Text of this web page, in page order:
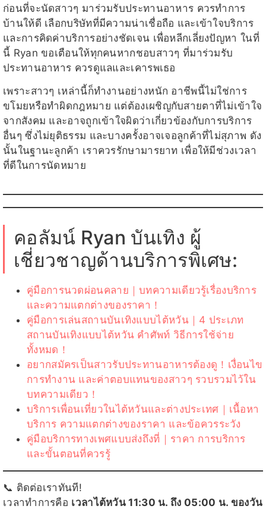
ก่อนที่จะนัดสาวๆ มาร่วมรับประทานอาหาร ควรทำการ
บ้านให้ดี เลือกบริษัทที่มีความน่าเชื่อถือ และเข้าใจบริการ
และการคิดค่าบริการอย่างชัดเจน เพื่อหลีกเลี่ยงปัญหา ในที่
นี้ Ryan ขอเตือนให้ทุกคนหากชอบสาวๆ ที่มาร่วมรับ
ประทานอาหาร ควรดูแลและเคารพเธอ
เพราะสาวๆ เหล่านี้ก็ทำงานอย่างหนัก อาชีพนี้ไม่ใช่การ
ขโมยหรือทำผิดกฎหมาย แต่ต้องเผชิญกับสายตาที่ไม่เข้าใจ
จากสังคม และอาจถูกเข้าใจผิดว่าเกี่ยวข้องกับการบริการ
อื่นๆ ซึ่งไม่ยุติธรรม และบางครั้งอาจเจอลูกค้าที่ไม่สุภาพ ดัง
นั้นในฐานะลูกค้า เราควรรักษามารยาท เพื่อให้มีช่วงเวลา
ที่ดีในการนัดหมาย
คอลัมน์ Ryan บันเทิง ผู้
เชี่ยวชาญด้านบริการพิเศษ:
คู่มือการนวดผ่อนคลาย｜บทความเดียวรู้เรื่องบริการ
และความแตกต่างของราคา！
คู่มือการเล่นสถานบันเทิงแบบไต้หวัน｜4 ประเภท
สถานบันเทิงแบบไต้หวัน คำศัพท์ วิธีการใช้จ่าย
ทั้งหมด！
อยากสมัครเป็นสาวรับประทานอาหารต้องดู！เงื่อนไข
การทำงาน และค่าตอบแทนของสาวๆ รวบรวมไว้ใน
บทความเดียว！
บริการเพื่อนเที่ยวในไต้หวันและต่างประเทศ｜เนื้อหา
บริการ ความแตกต่างของราคา และข้อควรระวัง
คู่มือบริการทางเพศแบบส่งถึงที่｜ราคา การบริการ
และขั้นตอนที่ควรรู้
📞 ติดต่อเราทันที!
เวลาทำการคือ เวลาไต้หวัน 11:30 น. ถึง 05:00 น. ของวัน